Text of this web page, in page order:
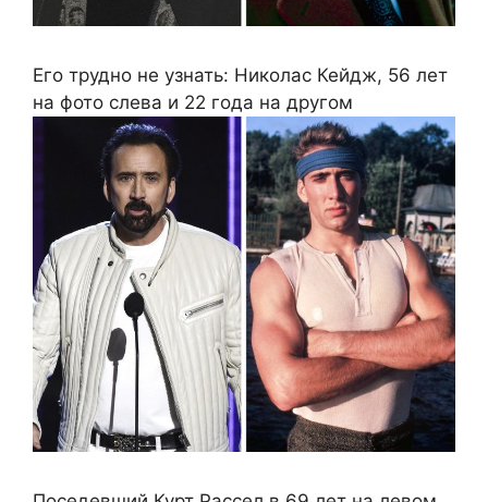
Его трудно не узнать: Николас Кейдж, 56 лет
на фото слева и 22 года на другом